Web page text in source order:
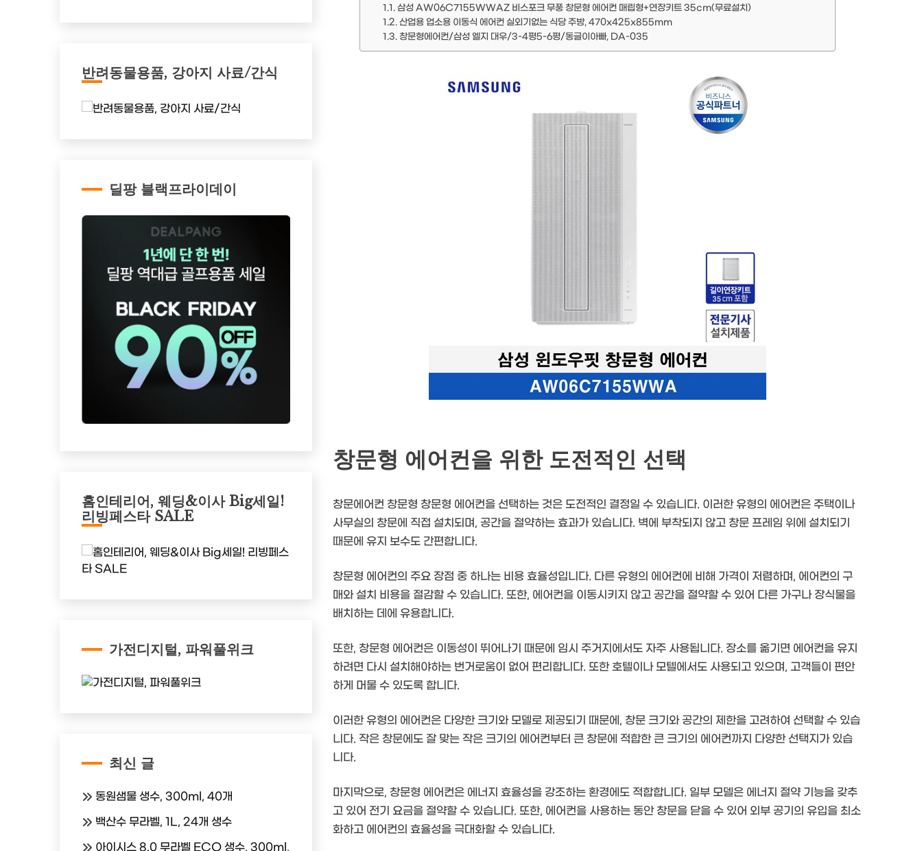
삼성 AW06C7155WWAZ 비스포크 무풍 창문형 에어컨 매립형+연장키트 35cm(무료설치)
산업용 업소용 이동식 에어컨 실외기없는 식당 주방, 470x425x855mm
창문형에어컨/삼성 엘지 대우/3-4평5-6평/동글이아빠, DA-035
창문형 에어컨을 위한 도전적인 선택
창문에어컨 창문형 창문형 에어컨을 선택하는 것은 도전적인 결정일 수 있습니다. 이러한 유형의 에어컨은 주택이나
사무실의 창문에 직접 설치되며, 공간을 절약하는 효과가 있습니다. 벽에 부착되지 않고 창문 프레임 위에 설치되기
때문에 유지 보수도 간편합니다.
창문형 에어컨의 주요 장점 중 하나는 비용 효율성입니다. 다른 유형의 에어컨에 비해 가격이 저렴하며, 에어컨의 구
매와 설치 비용을 절감할 수 있습니다. 또한, 에어컨을 이동시키지 않고 공간을 절약할 수 있어 다른 가구나 장식물을
배치하는 데에 유용합니다.
또한, 창문형 에어컨은 이동성이 뛰어나기 때문에 임시 주거지에서도 자주 사용됩니다. 장소를 옮기면 에어컨을 유지
하려면 다시 설치해야하는 번거로움이 없어 편리합니다. 또한 호텔이나 모텔에서도 사용되고 있으며, 고객들이 편안
하게 머물 수 있도록 합니다.
이러한 유형의 에어컨은 다양한 크기와 모델로 제공되기 때문에, 창문 크기와 공간의 제한을 고려하여 선택할 수 있습
니다. 작은 창문에도 잘 맞는 작은 크기의 에어컨부터 큰 창문에 적합한 큰 크기의 에어컨까지 다양한 선택지가 있습
니다.
마지막으로, 창문형 에어컨은 에너지 효율성을 강조하는 환경에도 적합합니다. 일부 모델은 에너지 절약 기능을 갖추
고 있어 전기 요금을 절약할 수 있습니다. 또한, 에어컨을 사용하는 동안 창문을 닫을 수 있어 외부 공기의 유입을 최소
화하고 에어컨의 효율성을 극대화할 수 있습니다.
반려동물용품, 강아지 사료/간식
딜팡 블랙프라이데이
홈인테리어, 웨딩&이사 Big세일!
리빙페스타 SALE
가전디지털, 파워풀위크
최신 글
동원샘물 생수, 300ml, 40개
백산수 무라벨, 1L, 24개 생수
아이시스 8.0 무라벨 ECO 생수, 300ml,